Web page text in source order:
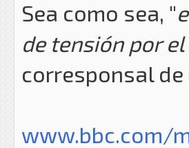
Sea como sea, "
de tensión por
corresponsal de
www.bbc.com/